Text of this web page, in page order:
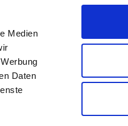
Medien
Daten